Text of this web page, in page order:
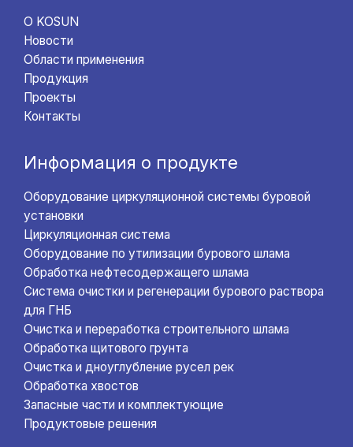
О KOSUN
Новости
Области применения
Продукция
Проекты
Контакты
Информация о продукте
Оборудование циркуляционной системы буровой
установки
Циркуляционная система
Оборудование по утилизации бурового шлама
Обработка нефтесодержащего шлама
Система очистки и регенерации бурового раствора
для ГНБ
Очистка и переработка строительного шлама
Обработка щитового грунта
Очистка и дноуглубление русел рек
Обработка хвостов
Запасные части и комплектующие
Продуктовые решения